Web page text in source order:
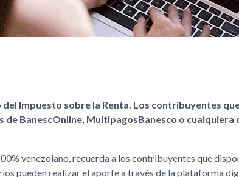
Impuesto sobre la Renta. Los contribuyentes
BanescOnline, MultipagosBanesco o cualquiera
venezolano, recuerda a los contribuyentes que
pueden realizar el aporte a través de la plataforma